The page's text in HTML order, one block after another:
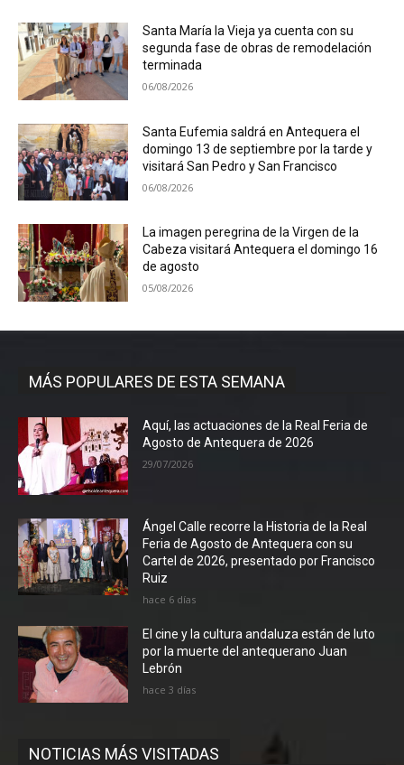
Santa María la Vieja ya cuenta con su
segunda fase de obras de remodelación
terminada
06/08/2026
Santa Eufemia saldrá en Antequera el
domingo 13 de septiembre por la tarde y
visitará San Pedro y San Francisco
06/08/2026
La imagen peregrina de la Virgen de la
Cabeza visitará Antequera el domingo 16
de agosto
05/08/2026
MÁS POPULARES DE ESTA SEMANA
Aquí, las actuaciones de la Real Feria de
Agosto de Antequera de 2026
29/07/2026
Ángel Calle recorre la Historia de la Real
Feria de Agosto de Antequera con su
Cartel de 2026, presentado por Francisco
Ruiz
hace 6 días
El cine y la cultura andaluza están de luto
por la muerte del antequerano Juan
Lebrón
hace 3 días
NOTICIAS MÁS VISITADAS